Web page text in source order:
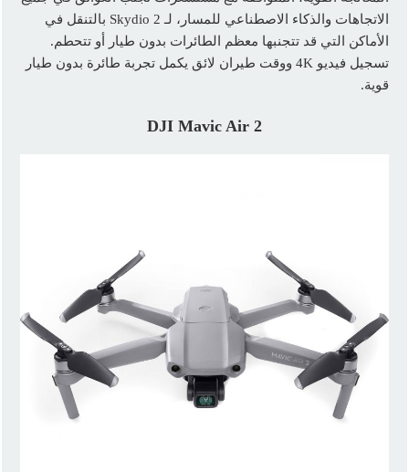
الاتجاهات والذكاء الاصطناعي للمسار، لـ Skydio 2 بالتنقل في
الأماكن التي قد تتجنبها معظم الطائرات بدون طيار أو تتحطم.
تسجيل فيديو 4K ووقت طيران لائق يكمل تجربة طائرة بدون طيار
قوية.
DJI Mavic Air 2